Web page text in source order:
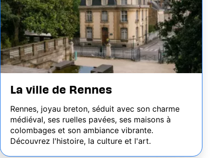
La ville de Rennes
Rennes, joyau breton, séduit avec son charme
médiéval, ses ruelles pavées, ses maisons à
colombages et son ambiance vibrante.
Découvrez l'histoire, la culture et l'art.